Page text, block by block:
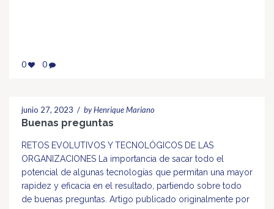
0 0
junio 27, 2023 / by Henrique Mariano
Buenas preguntas
RETOS EVOLUTIVOS Y TECNOLÓGICOS DE LAS
ORGANIZACIONES La importancia de sacar todo el
potencial de algunas tecnologías que permitan una mayor
rapidez y eficacia en el resultado, partiendo sobre todo
de buenas preguntas. Artigo publicado originalmente por